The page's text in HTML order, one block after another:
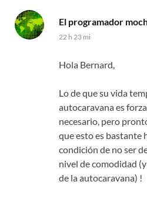
El programador
22 h 23 mi
Hola Bernard,
Lo de que su vida
autocaravana es
necesario, pero
que esto es bastante
condición de no ser
nivel de comodidad
de la autocaravana) !